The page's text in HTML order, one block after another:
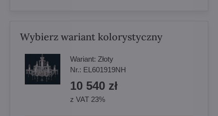
Wybierz wariant kolorystyczny
Wariant: Złoty
Nr.: EL601919NH
10 540 zł
z VAT 23%